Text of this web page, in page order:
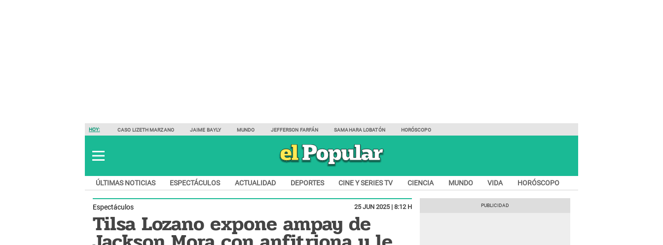
HOY: CASO LIZETH MARZANO JAIME BAYLY MUNDO JEFFERSON FARFÁN SAMAHARA LOBATÓN HORÓSCOPO
ÚLTIMAS NOTICIAS ESPECTÁCULOS ACTUALIDAD DEPORTES CINE Y SERIES TV CIENCIA MUNDO VIDA HORÓSCOPO
Espectáculos 25 JUN 2025 | 8:12 H
Tilsa Lozano expone ampay de